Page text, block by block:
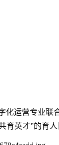
运营专业联
英才”的育人